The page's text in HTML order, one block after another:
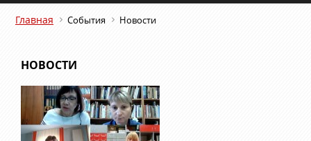
Главная События Новости
НОВОСТИ